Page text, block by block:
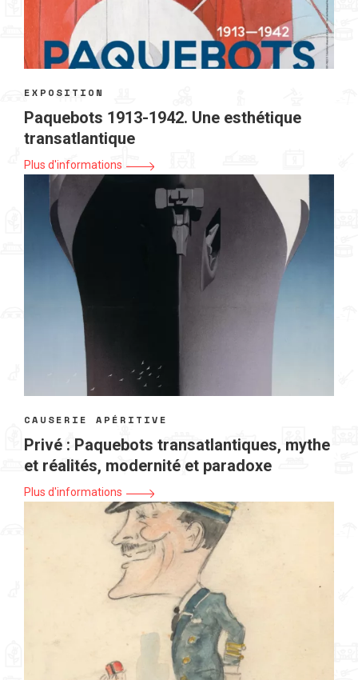
EXPOSITION
Paquebots 1913-1942. Une esthétique
transatlantique
Plus d'informations
CAUSERIE APÉRITIVE
Privé : Paquebots transatlantiques, mythe
et réalités, modernité et paradoxe
Plus d'informations